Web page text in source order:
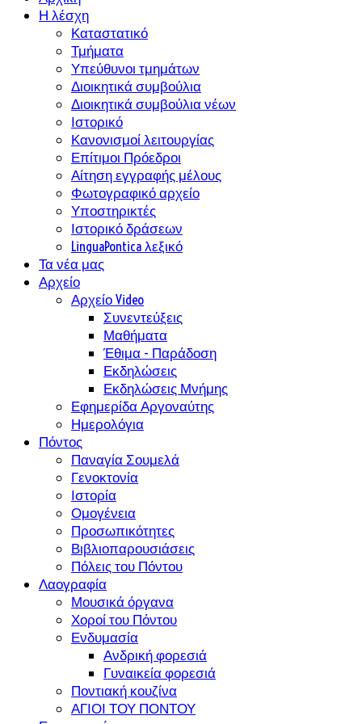
Η λέσχη
Καταστατικό
Τμήματα
Υπεύθυνοι τμημάτων
Διοικητικά συμβούλια
Διοικητικά συμβούλια νέων
Ιστορικό
Κανονισμοί λειτουργίας
Επίτιμοι Πρόεδροι
Αίτηση εγγραφής μέλους
Φωτογραφικό αρχείο
Υποστηρικτές
Ιστορικό δράσεων
LinguaPontica λεξικό
Τα νέα μας
Αρχείο
Αρχείο Video
Συνεντεύξεις
Μαθήματα
Έθιμα - Παράδοση
Εκδηλώσεις
Εκδηλώσεις Μνήμης
Εφημερίδα Αργοναύτης
Ημερολόγια
Πόντος
Παναγία Σουμελά
Γενοκτονία
Ιστορία
Ομογένεια
Προσωπικότητες
Βιβλιοπαρουσιάσεις
Πόλεις του Πόντου
Λαογραφία
Μουσικά όργανα
Χοροί του Πόντου
Ενδυμασία
Ανδρική φορεσιά
Γυναικεία φορεσιά
Ποντιακή κουζίνα
ΑΓΙΟΙ ΤΟΥ ΠΟΝΤΟΥ